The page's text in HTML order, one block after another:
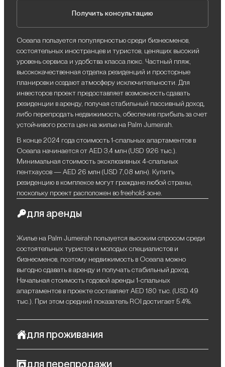
Получить консультацию
Oceana пользуется популярностью среди бизнесменов,
состоятельных иностранцев и туристов, ценящих высокий
уровень сервиса и удобства класса люкс. Частный пляж,
высококачественная отделка резиденций и просторные
планировки создают атмосферу исключительности. Для
инвесторов проект предоставляет возможность сдавать
резиденции в аренду, получая стабильный пассивный доход,
либо перепродать недвижимость, обеспечив прибыль за счет
устойчивого роста цен на жилье на Palm Jumeirah.
В конце 2024 года стоимость 1-спальных апартаментов в
Oceana начинается от AED 3,4 млн (USD 926 тыс.).
Минимальная стоимость эксклюзивных 4-спальных
пентхаусов — AED 26 млн (USD 7,08 млн). Купить
резиденцию в комплексе могут граждане любой страны,
поскольку проект расположен во freehold-зоне.
для аренды
Жилье на Palm Jumeirah пользуется высоким спросом среди
состоятельных туристов и молодых специалистов и
бизнесменов, поэтому недвижимость в Oceana можно
выгодно сдавать в аренду и получать стабильный доход.
Начальная стоимость годовой аренды 1-спальных
апартаментов в проекте составляет AED 180 тыс. (USD 49
тыс.). При этом средний показатель ROI достигает 5.4%.
для проживания
для тех, кто ищет гармоничное сочетание роскоши и
для перепродажи